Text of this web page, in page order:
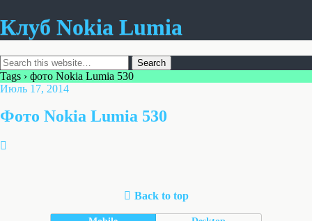
Клуб Nokia Lumia
Tags › фото Nokia Lumia 530
Июль 17, 2014
Фото Nokia Lumia 530
Back to top